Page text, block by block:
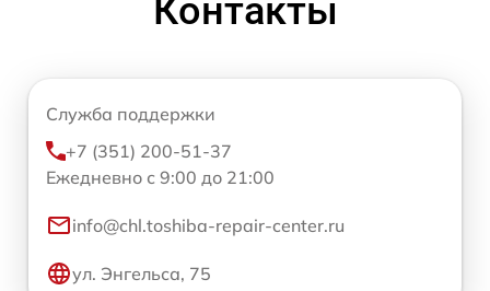
Контакты
Служба поддержки
+7 (351) 200-51-37
Ежедневно с 9:00 до 21:00
info@chl.toshiba-repair-center.ru
ул. Энгельса, 75